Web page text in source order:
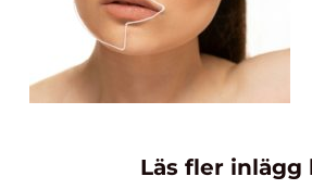
Läs fler inlägg